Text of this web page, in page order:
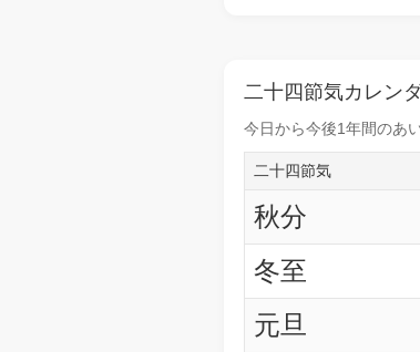
二十四節気カレン
今日から今後1年間のあ
二十四節気
秋分
冬至
元旦